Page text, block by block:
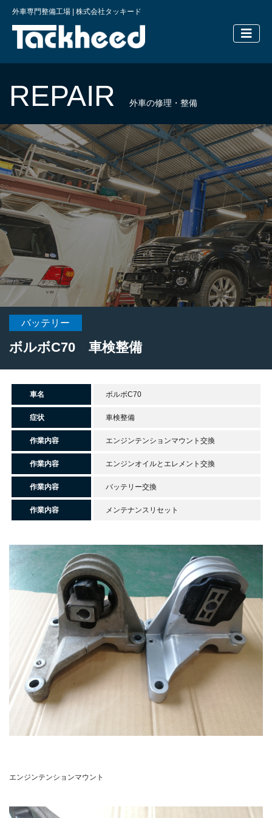
外車専門整備工場 | 株式会社タッキード
横浜の外
REPAIR 外車の修理・整備
バッテリー
ボルボC70 車検整備
車名 ボルボC70
症状 車検整備
作業内容 エンジンテンションマウント交換
作業内容 エンジンオイルとエレメント交換
作業内容 バッテリー交換
作業内容 メンテナンスリセット
エンジンテンションマウント